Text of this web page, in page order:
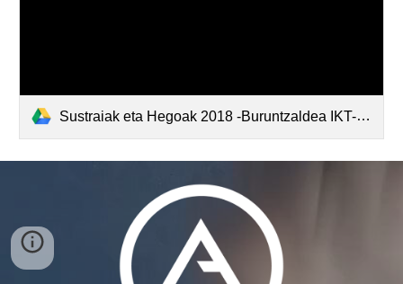
Sustraiak eta Hegoak 2018 -Buruntzaldea IKT-.pdf